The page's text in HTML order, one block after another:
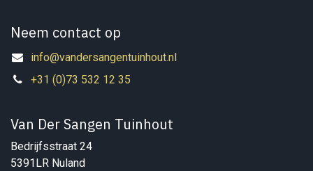
Neem contact op
info@vandersangentuinhout.nl
+31 (0)73 532 12 35
Van Der Sangen Tuinhout
Bedrijfsstraat 24
5391LR Nuland